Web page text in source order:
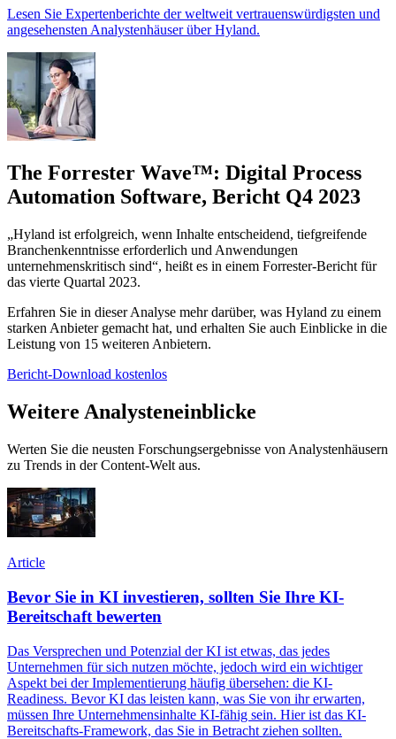
Lesen Sie Expertenberichte der weltweit vertrauenswürdigsten und
angesehensten Analystenhäuser über Hyland.
The Forrester Wave™: Digital Process
Automation Software, Bericht Q4 2023
„Hyland ist erfolgreich, wenn Inhalte entscheidend, tiefgreifende
Branchenkenntnisse erforderlich und Anwendungen
unternehmenskritisch sind“, heißt es in einem Forrester-Bericht für
das vierte Quartal 2023.
Erfahren Sie in dieser Analyse mehr darüber, was Hyland zu einem
starken Anbieter gemacht hat, und erhalten Sie auch Einblicke in die
Leistung von 15 weiteren Anbietern.
Bericht-Download kostenlos
Weitere Analysteneinblicke
Werten Sie die neusten Forschungsergebnisse von Analystenhäusern
zu Trends in der Content-Welt aus.
Article
Bevor Sie in KI investieren, sollten Sie Ihre KI-
Bereitschaft bewerten
Das Versprechen und Potenzial der KI ist etwas, das jedes
Unternehmen für sich nutzen möchte, jedoch wird ein wichtiger
Aspekt bei der Implementierung häufig übersehen: die KI-
Readiness. Bevor KI das leisten kann, was Sie von ihr erwarten,
müssen Ihre Unternehmensinhalte KI-fähig sein. Hier ist das KI-
Bereitschafts-Framework, das Sie in Betracht ziehen sollten.